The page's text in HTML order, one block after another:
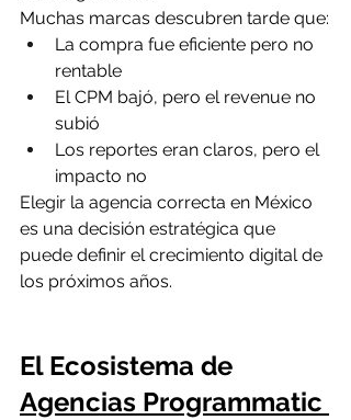
Muchas marcas descubren tarde que:
La compra fue eficiente pero no
rentable
El CPM bajó, pero el revenue no
subió
Los reportes eran claros, pero el
impacto no
Elegir la agencia correcta en México
es una decisión estratégica que
puede definir el crecimiento digital de
los próximos años.
El Ecosistema de
Agencias Programmatic